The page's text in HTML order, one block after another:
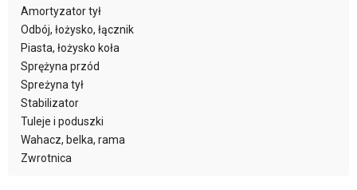
Amortyzator tył
Odbój, łożysko, łącznik
Piasta, łożysko koła
Sprężyna przód
Spreżyna tył
Stabilizator
Tuleje i poduszki
Wahacz, belka, rama
Zwrotnica